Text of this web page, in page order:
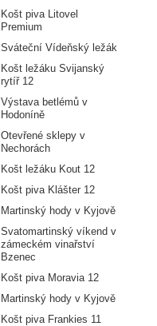
Košt piva Litovel
Premium
Sváteční Vídeňský ležák
Košt ležáku Svijanský
rytíř 12
Výstava betlémů v
Hodoníně
Otevřené sklepy v
Nechorách
Košt ležáku Kout 12
Košt piva Klášter 12
Martinský hody v Kyjově
Svatomartinský víkend v
zámeckém vinařství
Bzenec
Košt piva Moravia 12
Martinský hody v Kyjově
Košt piva Frankies 11